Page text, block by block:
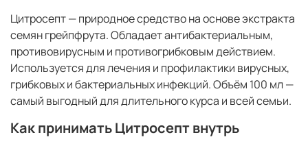
Цитросепт — природное средство на основе экстракта
семян грейпфрута. Обладает антибактериальным,
противовирусным и противогрибковым действием.
Используется для лечения и профилактики вирусных,
грибковых и бактериальных инфекций. Объём 100 мл —
самый выгодный для длительного курса и всей семьи.
Как принимать Цитросепт внутрь